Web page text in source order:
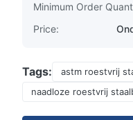
Minimum Order
Price:
Tags:
astm roestvrij
naadloze roestvrij